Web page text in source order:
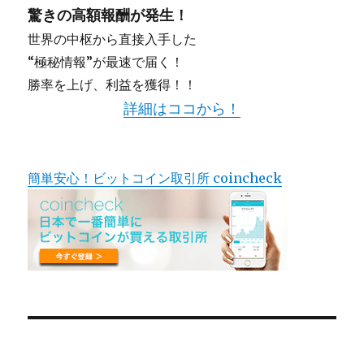
驚きの高額報酬が発生！
世界の中枢から直接入手した
“極秘情報”が最速で届く！
勝率を上げ、利益を獲得！！
詳細はココから！
簡単安心！ビットコイン取引所 coincheck